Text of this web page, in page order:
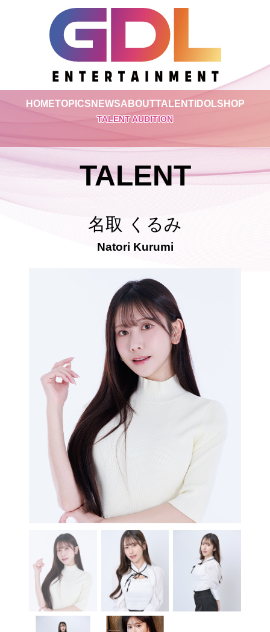
HOMETOPICS NEWSABOUTTALENTIDOLSHOP
TALENT AUDITION
TALENT
名取 くるみ
Natori Kurumi